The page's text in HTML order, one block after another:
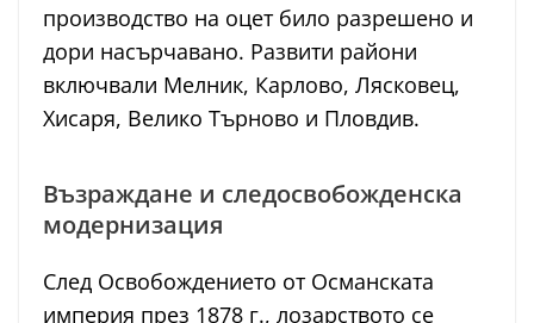
производство на оцет било разрешено и
дори насърчавано. Развити райони
включвали Мелник, Карлово, Лясковец,
Хисаря, Велико Търново и Пловдив.
Възраждане и следосвобожденска
модернизация
След Освобождението от Османската
империя през 1878 г., лозарството се